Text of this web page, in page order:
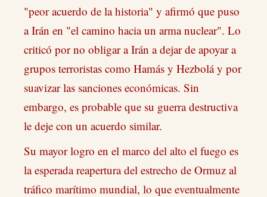
"peor acuerdo de la historia" y afirmó que puso
a Irán en "el camino hacia un arma nuclear". Lo
criticó por no obligar a Irán a dejar de apoyar a
grupos terroristas como Hamás y Hezbolá y por
suavizar las sanciones económicas. Sin
embargo, es probable que su guerra destructiva
le deje con un acuerdo similar.
Su mayor logro en el marco del alto el fuego es
la esperada reapertura del estrecho de Ormuz al
tráfico marítimo mundial, lo que eventualmente